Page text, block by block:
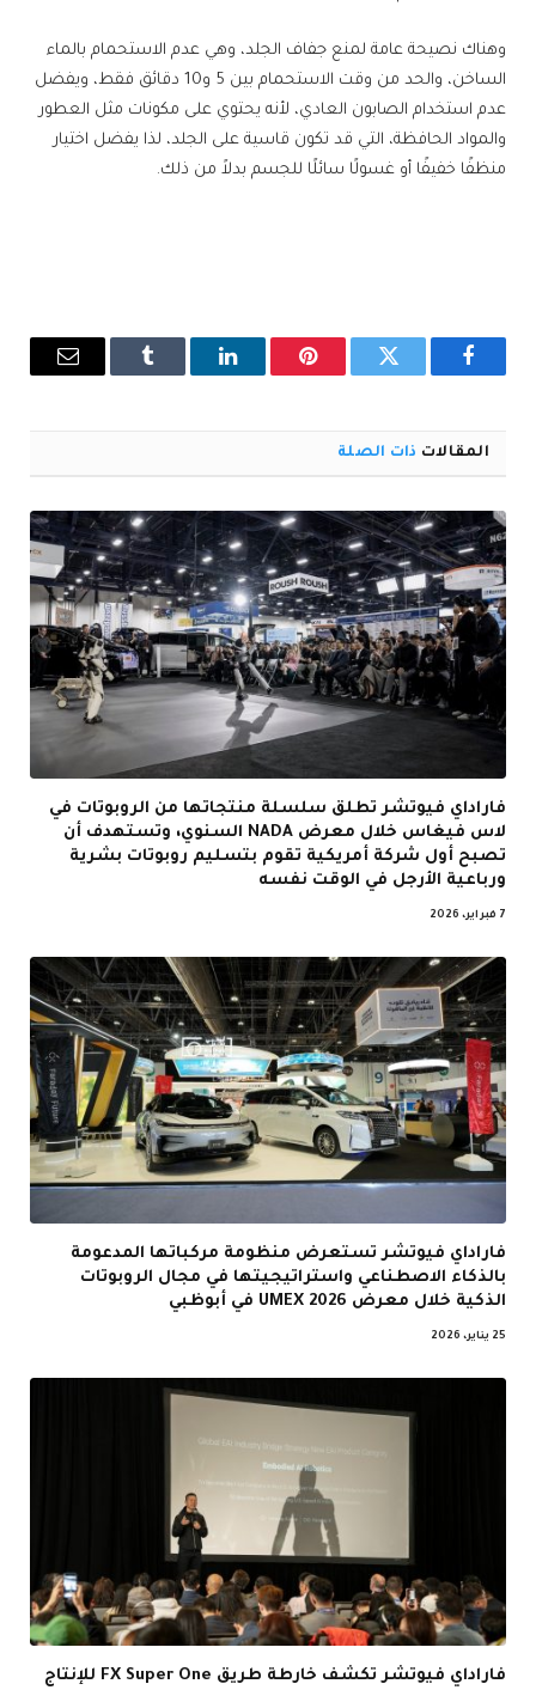
وهناك نصيحة عامة لمنع جفاف الجلد، وهي عدم الاستحمام بالماء
الساخن، والحد من وقت الاستحمام بين 5 و10 دقائق فقط، ويفضل
عدم استخدام الصابون العادي، لأنه يحتوي على مكونات مثل العطور
والمواد الحافظة، التي قد تكون قاسية على الجلد، لذا يفضل اختيار
منظفًا خفيفًا أو غسولًا سائلًا للجسم بدلاً من ذلك.
فيسبوك تويتر بينتيريستلينكدإن Tumblr
البريد
المقالات ذات الصلة
فاراداي فيوتشر تطلق سلسلة منتجاتها من الروبوتات في
لاس فيغاس خلال معرض NADA السنوي، وتستهدف أن
تصبح أول شركة أمريكية تقوم بتسليم روبوتات بشرية
ورباعية الأرجل في الوقت نفسه
7 فبراير، 2026
فاراداي فيوتشر تستعرض منظومة مركباتها المدعومة
بالذكاء الاصطناعي واستراتيجيتها في مجال الروبوتات
الذكية خلال معرض UMEX 2026 في أبوظبي
25 يناير، 2026
فاراداي فيوتشر تكشف خارطة طريق FX Super One للإنتاج